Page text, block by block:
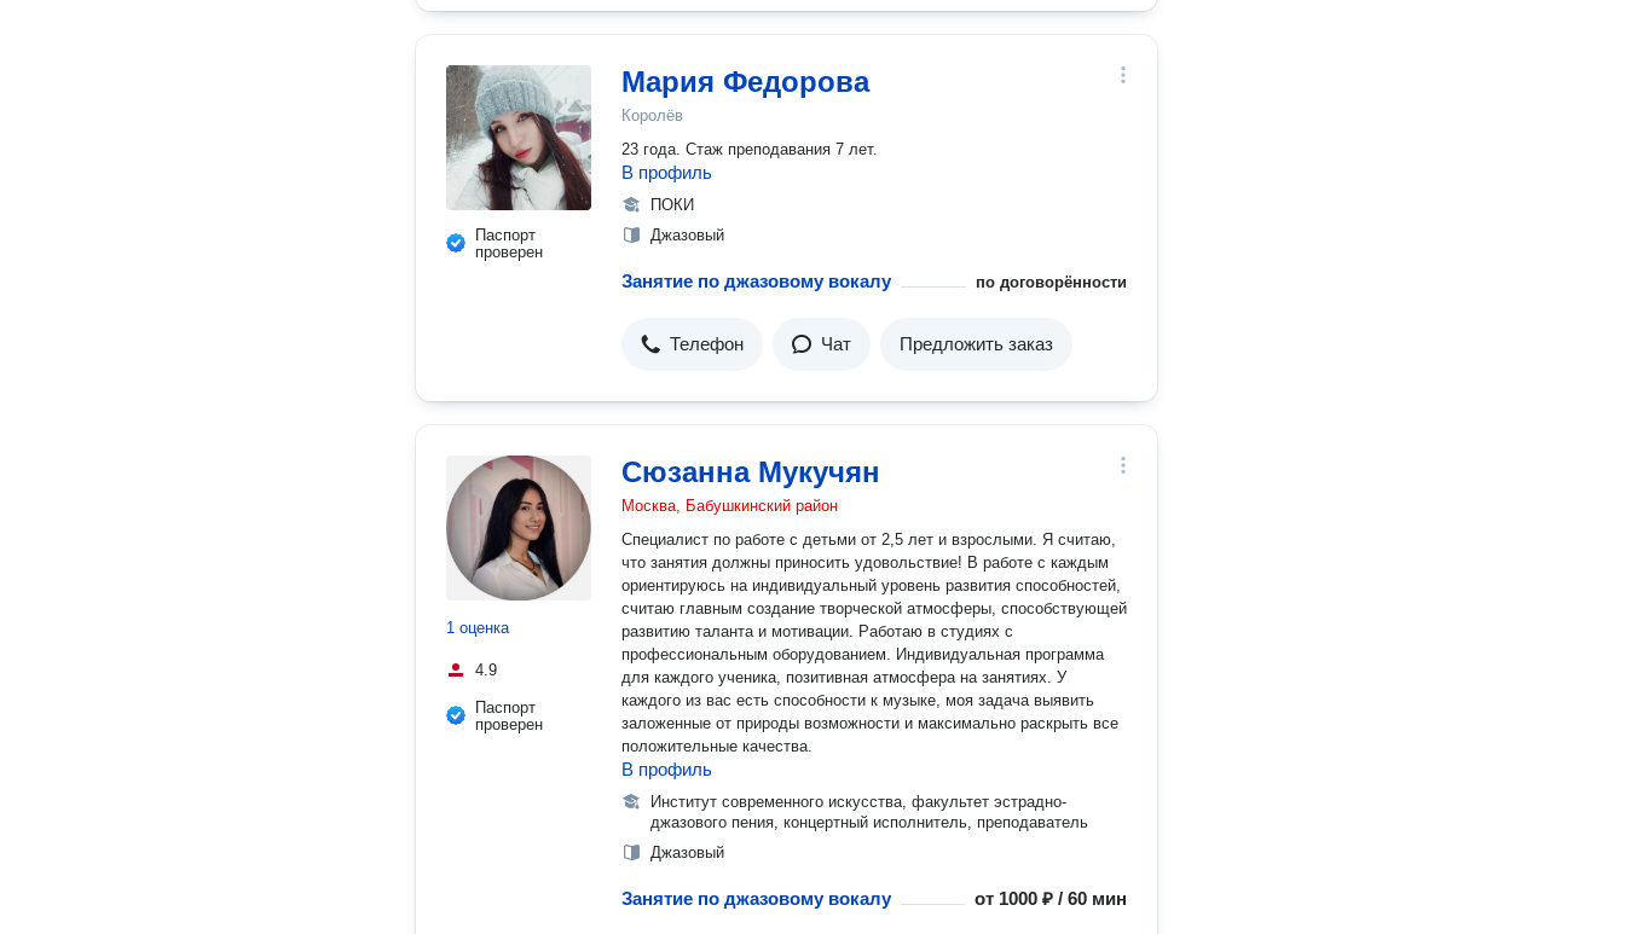
Паспорт
проверен
Мария Федорова
Королёв
23 года. Стаж преподавания 7 лет.
В профиль
ПОКИ
Джазовый
Занятие по джазовому вокалу по договорённости
Телефон Чат Предложить заказ
1 оценка
4.9
Паспорт
проверен
Сюзанна Мукучян
Москва, Бабушкинский район
Специалист по работе с детьми от 2,5 лет и взрослыми. Я считаю,
что занятия должны приносить удовольствие! В работе с каждым
ориентируюсь на индивидуальный уровень развития способностей,
считаю главным создание творческой атмосферы, способствующей
развитию таланта и мотивации. Работаю в студиях с
профессиональным оборудованием. Индивидуальная программа
для каждого ученика, позитивная атмосфера на занятиях. У
каждого из вас есть способности к музыке, моя задача выявить
заложенные от природы возможности и максимально раскрыть все
положительные качества.
В профиль
Институт современного искусства, факультет эстрадно-
джазового пения, концертный исполнитель, преподаватель
Джазовый
Занятие по джазовому вокалу от 1000 ₽ / 60 мин